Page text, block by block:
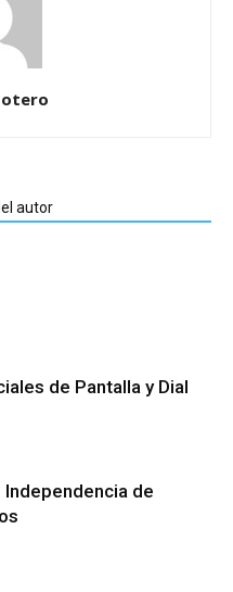
autor
de Pantalla y Dial
Independencia de